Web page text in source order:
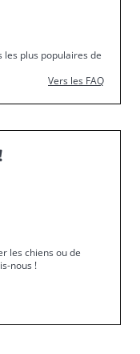
les plus populaires de
Vers les FAQ
les chiens ou de
nous !